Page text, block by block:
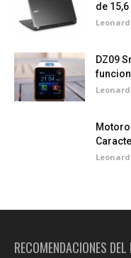
de
DZ09
RECOMENDACIONES DEL